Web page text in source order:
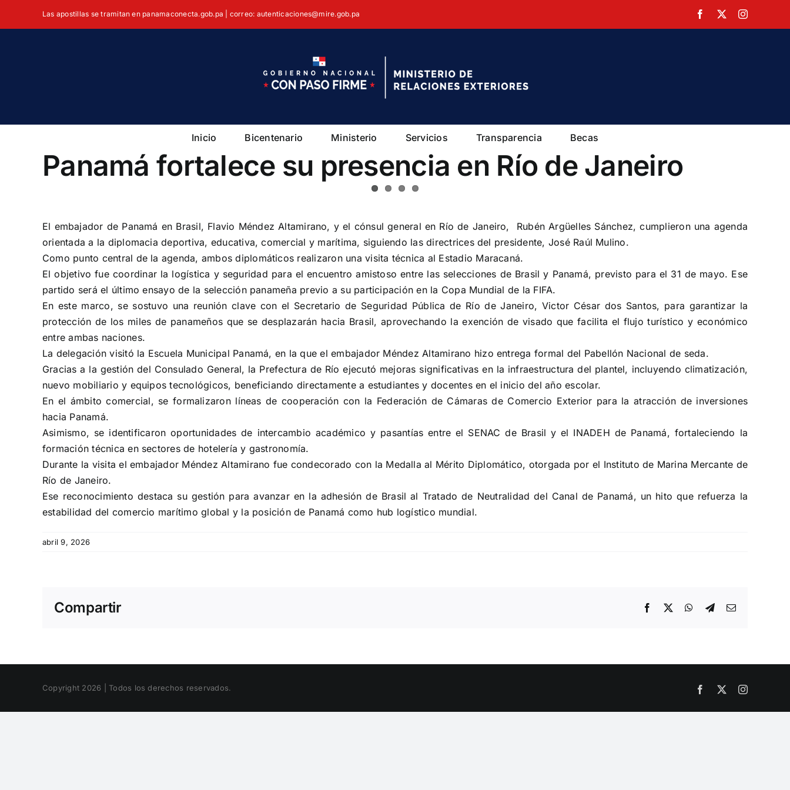
Las apostillas se tramitan en panamaconecta.gob.pa | correo: autenticaciones@mire.gob.pa Facebook
X Instagram
Inicio Bicentenario Ministerio Servicios Transparencia Becas
Panamá fortalece su presencia en Río de Janeiro
Larger
Image
El embajador de Panamá en Brasil, Flavio Méndez Altamirano, y el cónsul general en Río de Janeiro, Rubén Argüelles Sánchez, cumplieron una agenda
orientada a la diplomacia deportiva, educativa, comercial y marítima, siguiendo las directrices del presidente, José Raúl Mulino.
Como punto central de la agenda, ambos diplomáticos realizaron una visita técnica al Estadio Maracaná.
El objetivo fue coordinar la logística y seguridad para el encuentro amistoso entre las selecciones de Brasil y Panamá, previsto para el 31 de mayo. Ese
partido será el último ensayo de la selección panameña previo a su participación en la Copa Mundial de la FIFA.
En este marco, se sostuvo una reunión clave con el Secretario de Seguridad Pública de Río de Janeiro, Victor César dos Santos, para garantizar la
protección de los miles de panameños que se desplazarán hacia Brasil, aprovechando la exención de visado que facilita el flujo turístico y económico
entre ambas naciones.
La delegación visitó la Escuela Municipal Panamá, en la que el embajador Méndez Altamirano hizo entrega formal del Pabellón Nacional de seda.
Gracias a la gestión del Consulado General, la Prefectura de Río ejecutó mejoras significativas en la infraestructura del plantel, incluyendo climatización,
nuevo mobiliario y equipos tecnológicos, beneficiando directamente a estudiantes y docentes en el inicio del año escolar.
En el ámbito comercial, se formalizaron líneas de cooperación con la Federación de Cámaras de Comercio Exterior para la atracción de inversiones
hacia Panamá.
Asimismo, se identificaron oportunidades de intercambio académico y pasantías entre el SENAC de Brasil y el INADEH de Panamá, fortaleciendo la
formación técnica en sectores de hotelería y gastronomía.
Durante la visita el embajador Méndez Altamirano fue condecorado con la Medalla al Mérito Diplomático, otorgada por el Instituto de Marina Mercante de
Río de Janeiro.
Ese reconocimiento destaca su gestión para avanzar en la adhesión de Brasil al Tratado de Neutralidad del Canal de Panamá, un hito que refuerza la
estabilidad del comercio marítimo global y la posición de Panamá como hub logístico mundial.
abril 9, 2026
Compartir Facebook WhatsApp
TelegramEmail
Copyright 2026 | Todos los derechos reservados. Facebook
X Instagram